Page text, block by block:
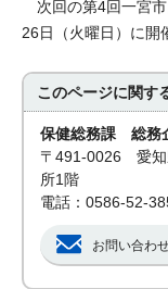
次回の第4回一宮市
26日（火曜日）に開
このページに関す
保健総務課 総務
〒491-0026 愛知
所1階
電話：0586-52-
お問い合わ